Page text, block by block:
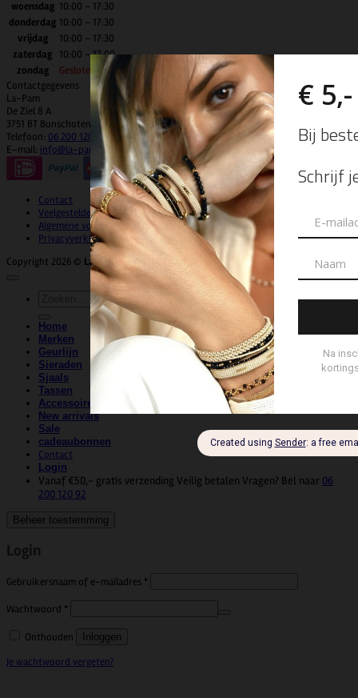
woensdag 10:00 – 17:30
donderdag 10:00 – 17:30
vrijdag
10:00 – 17:30
zaterdag
10:00 – 17:00
zondag
Gesloten
Contactgegevens
La-Pam
De Ziel 8 A
3751 BT Bunschoten-Spakenburg
Telefoon: 06 200 120 92
E-mail: info@la-pam.nl
Contact
Veelgestelde vragen
Algemene voorwaarden
Privacyverklaring
Copyright 2026 © La-Pam | Website & Marketing door WeDeCom
Home
Merken
Geurlijn
Sieraden
Sjaals
Tassen
Accessoires
New arrivals
Sale
cadeaubonnen
Contact
Login
Vanaf €50,- gratis verzending Veilig betalen Vragen? Bel naar 06
200 120 92
Beheer toestemming
Login
Gebruikersnaam of e-mailadres *
Wachtwoord *
Onthouden Inloggen
Je wachtwoord vergeten?